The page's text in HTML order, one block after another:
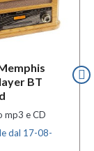
BT
mp3 e CD
dal 17-08-